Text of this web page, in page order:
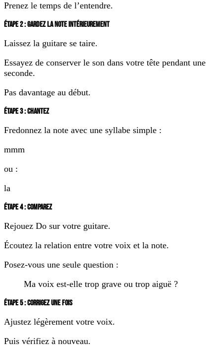
Prenez le temps de l’entendre.
ÉTAPE 2 : GARDEZ LA NOTE INTÉRIEUREMENT
Laissez la guitare se taire.
Essayez de conserver le son dans votre tête pendant une
seconde.
Pas davantage au début.
ÉTAPE 3 : CHANTEZ
Fredonnez la note avec une syllabe simple :
mmm
ou :
la
ÉTAPE 4 : COMPAREZ
Rejouez Do sur votre guitare.
Écoutez la relation entre votre voix et la note.
Posez-vous une seule question :
Ma voix est-elle trop grave ou trop aiguë ?
ÉTAPE 5 : CORRIGEZ UNE FOIS
Ajustez légèrement votre voix.
Puis vérifiez à nouveau.